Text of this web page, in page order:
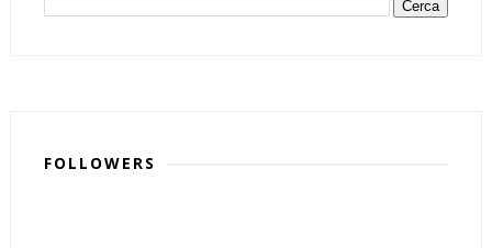
FOLLOWERS